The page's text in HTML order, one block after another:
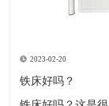
2023-02-20
铁床好吗？